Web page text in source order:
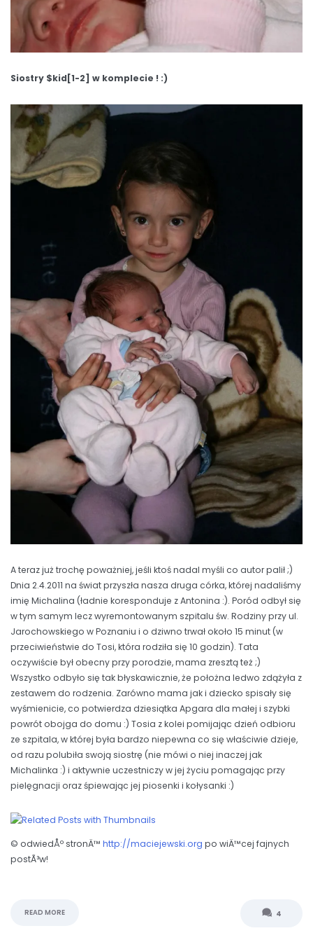
Siostry $kid[1-2] w komplecie ! :)
A teraz już trochę poważniej, jeśli ktoś nadal myśli co autor palił ;)
Dnia 2.4.2011 na świat przyszła nasza druga córka, której nadaliśmy
imię Michalina (ładnie koresponduje z Antonina :). Poród odbył się
w tym samym lecz wyremontowanym szpitalu św. Rodziny przy ul.
Jarochowskiego w Poznaniu i o dziwno trwał około 15 minut (w
przeciwieństwie do Tosi, która rodziła się 10 godzin). Tata
oczywiście był obecny przy porodzie, mama zresztą też ;)
Wszystko odbyło się tak błyskawicznie, że położna ledwo zdążyła z
zestawem do rodzenia. Zarówno mama jak i dziecko spisały się
wyśmienicie, co potwierdza dziesiątka Apgara dla małej i szybki
powrót obojga do domu :) Tosia z kolei pomijając dzień odbioru
ze szpitala, w której była bardzo niepewna co się właściwie dzieje,
od razu polubiła swoją siostrę (nie mówi o niej inaczej jak
Michalinka :) i aktywnie uczestniczy w jej życiu pomagając przy
pielęgnacji oraz śpiewając jej piosenki i kołysanki :)
© odwiedÅº stronÄ™ http://maciejewski.org po wiÄ™cej fajnych
postÃ³w!
READ MORE 4